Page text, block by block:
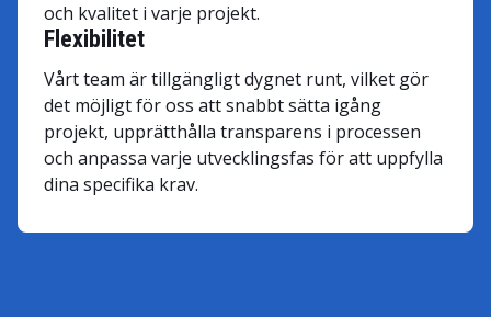
och kvalitet i varje projekt.
Flexibilitet
Vårt team är tillgängligt dygnet runt, vilket gör
det möjligt för oss att snabbt sätta igång
projekt, upprätthålla transparens i processen
och anpassa varje utvecklingsfas för att uppfylla
dina specifika krav.